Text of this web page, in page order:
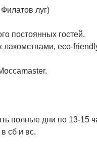
луг)
постоянных гостей.
eco-
полные дни по 13-15
сб и вс.